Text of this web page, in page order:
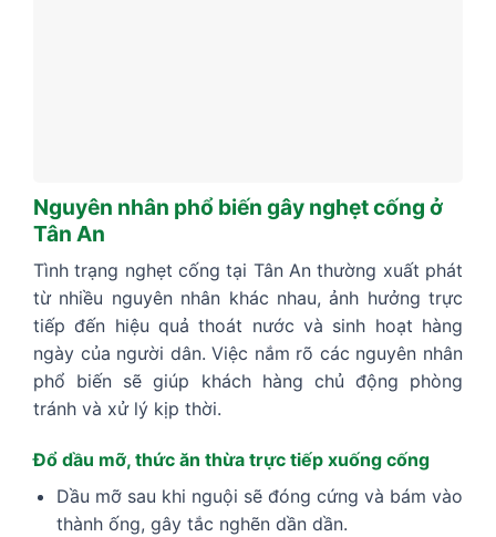
Nguyên nhân phổ biến gây nghẹt cống ở
Tân An
Tình trạng nghẹt cống tại Tân An thường xuất phát
từ nhiều nguyên nhân khác nhau, ảnh hưởng trực
tiếp đến hiệu quả thoát nước và sinh hoạt hàng
ngày của người dân. Việc nắm rõ các nguyên nhân
phổ biến sẽ giúp khách hàng chủ động phòng
tránh và xử lý kịp thời.
Đổ dầu mỡ, thức ăn thừa trực tiếp xuống cống
Dầu mỡ sau khi nguội sẽ đóng cứng và bám vào
thành ống, gây tắc nghẽn dần dần.